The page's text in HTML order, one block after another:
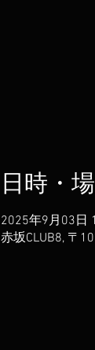
日時・
2025年9月03日
赤坂CLUB8, 〒